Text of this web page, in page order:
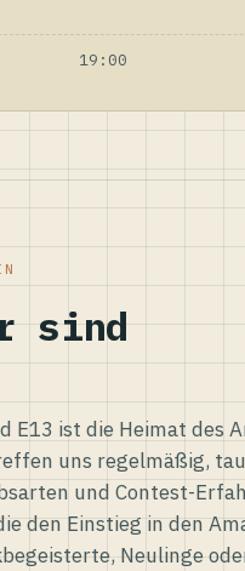
19:00
sind
E13 ist die Heimat des
uns regelmäßig,
und Contest-
den Einstieg in den
Neulinge